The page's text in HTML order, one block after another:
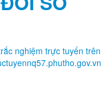
nghiệm trực tuyến trên